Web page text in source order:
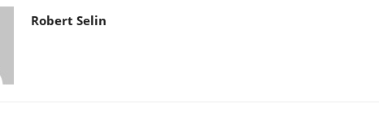
Robert Selin